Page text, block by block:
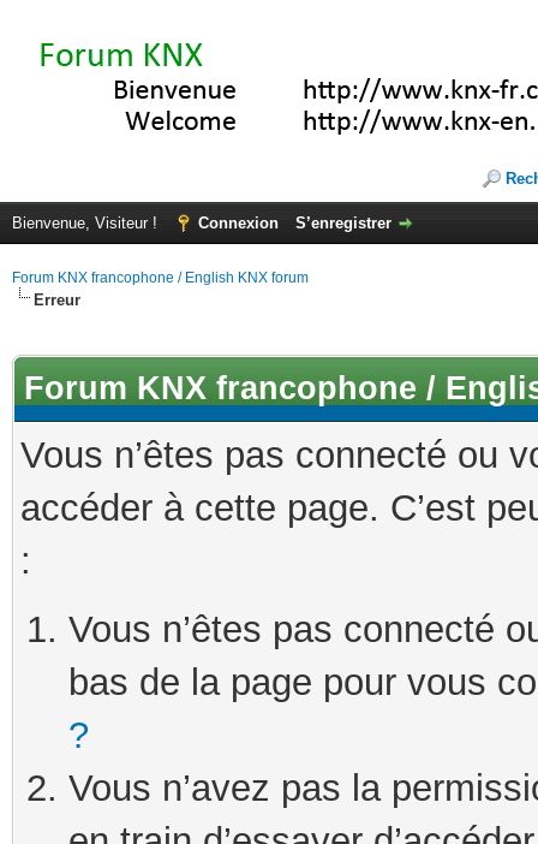
Bienvenue, Visiteur ! Connexion S’enregistrer
Forum KNX francophone / English KNX forum
Erreur
Forum KNX francophone /
Vous n’êtes pas connecté ou
accéder à cette page. C’est
:
Vous n’êtes pas connecté
bas de la page pour vous
?
Vous n’avez pas la